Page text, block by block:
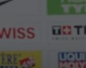
Dabei
vor dem